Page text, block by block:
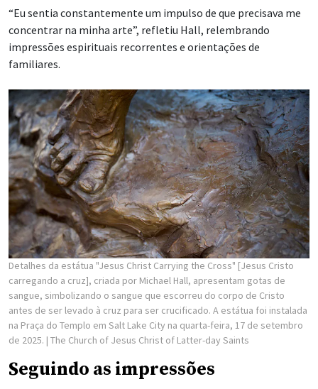
“Eu sentia constantemente um impulso de que precisava me
concentrar na minha arte”, refletiu Hall, relembrando
impressões espirituais recorrentes e orientações de
familiares.
Detalhes da estátua "Jesus Christ Carrying the Cross" [Jesus Cristo
carregando a cruz], criada por Michael Hall, apresentam gotas de
sangue, simbolizando o sangue que escorreu do corpo de Cristo
antes de ser levado à cruz para ser crucificado. A estátua foi instalada
na Praça do Templo em Salt Lake City na quarta-feira, 17 de setembro
de 2025. | The Church of Jesus Christ of Latter-day Saints
Seguindo as impressões